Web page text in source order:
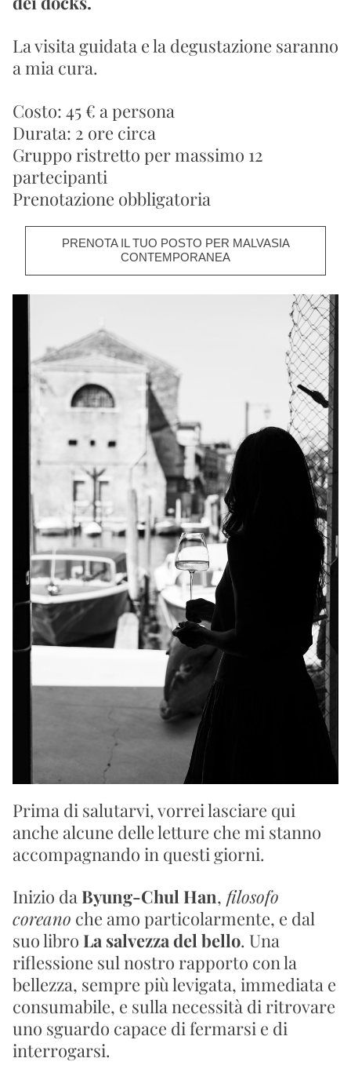
La visita guidata e la degustazione saranno
a mia cura.
Costo: 45 € a persona
Durata: 2 ore circa
Gruppo ristretto per massimo 12
partecipanti
Prenotazione obbligatoria
PRENOTA IL TUO POSTO PER MALVASIA
CONTEMPORANEA
Prima di salutarvi, vorrei lasciare qui
anche alcune delle letture che mi stanno
accompagnando in questi giorni.
Inizio da Byung-Chul Han, filosofo
coreano che amo particolarmente, e dal
suo libro La salvezza del bello. Una
riflessione sul nostro rapporto con la
bellezza, sempre più levigata, immediata e
consumabile, e sulla necessità di ritrovare
uno sguardo capace di fermarsi e di
interrogarsi.